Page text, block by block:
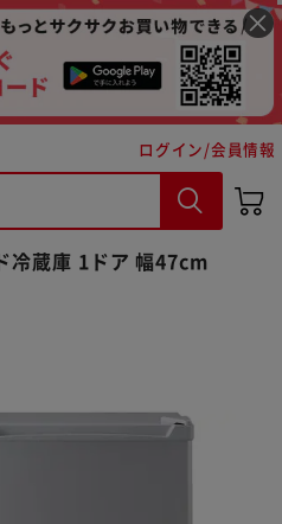
ログイン/会員情報
冷蔵庫 1ドア 幅47cm